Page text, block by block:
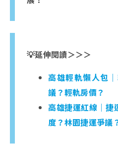
💡延伸閱讀＞＞＞
高雄輕軌懶人包
議？輕軌房價？
高雄捷運紅線｜捷
度？林園捷運爭議